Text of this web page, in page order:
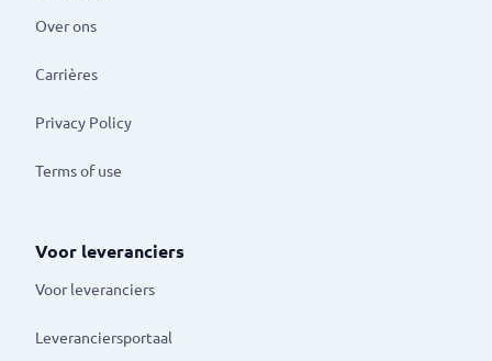
Over ons
Carrières
Privacy Policy
Terms of use
Voor leveranciers
Voor leveranciers
Leveranciersportaal